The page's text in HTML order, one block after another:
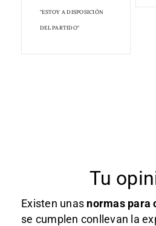
"ESTOY A DISPOSICIÓN
DEL PARTIDO"
Tu
Existen unas normas para
se cumplen conllevan la